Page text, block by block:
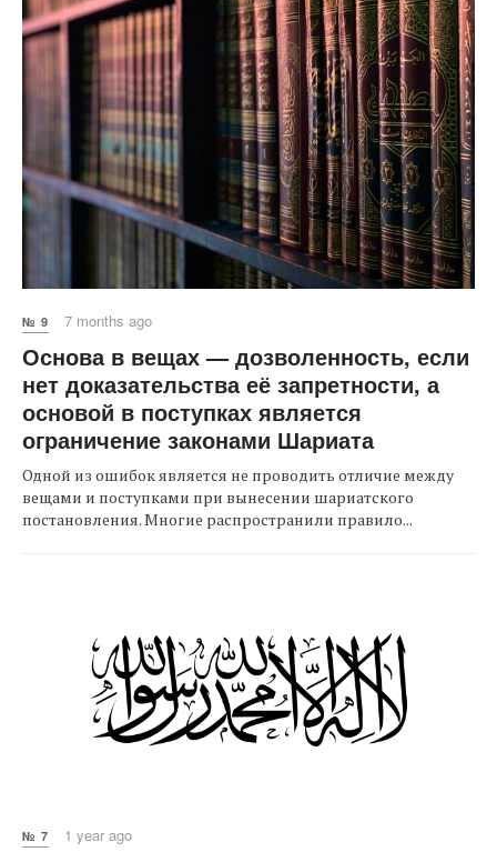
№ 9 7 months ago
Основа в вещах — дозволенность, если
нет доказательства её запретности, а
основой в поступках является
ограничение законами Шариата
Одной из ошибок является не проводить отличие между
вещами и поступками при вынесении шариатского
постановления. Многие распространили правило...
№ 7 1 year ago